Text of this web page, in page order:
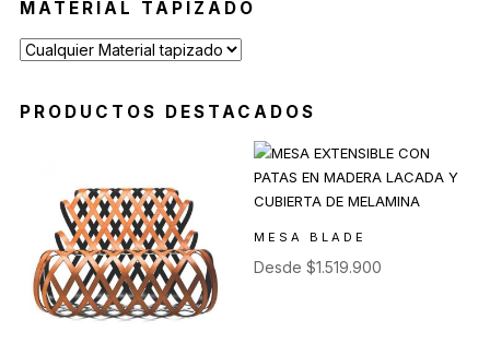
MATERIAL TAPIZADO
PRODUCTOS DESTACADOS
MESA BLADE
Desde$1.519.900